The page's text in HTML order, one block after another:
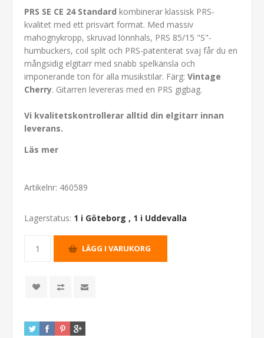
PRS SE CE 24 Standard kombinerar klassisk PRS-
kvalitet med ett prisvärt format. Med massiv
mahognykropp, skruvad lönnhals, PRS 85/15 "S"-
humbuckers, coil split och PRS-patenterat svaj får du en
mångsidig elgitarr med snabb spelkänsla och
imponerande ton för alla musikstilar. Färg: Vintage
Cherry. Gitarren levereras med en PRS gigbag.
Vi kvalitetskontrollerar alltid din elgitarr innan
leverans.
Läs mer
Artikelnr: 460589
Lagerstatus: 1 i Göteborg , 1 i Uddevalla